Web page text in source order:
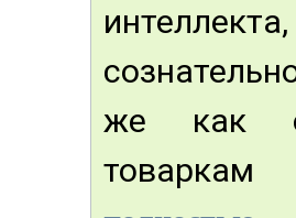
же как